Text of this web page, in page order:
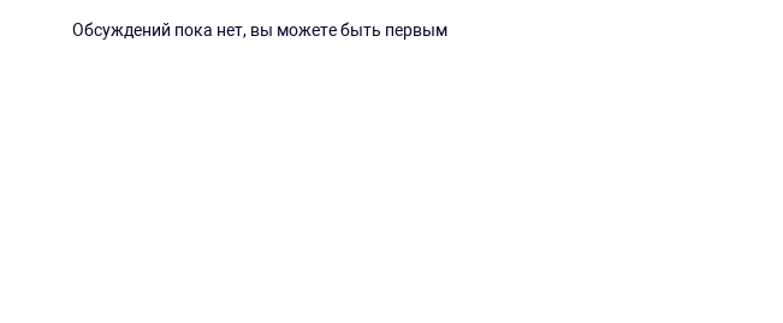
Обсуждений пока нет, вы можете быть первым